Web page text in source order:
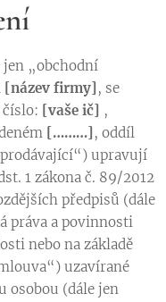
„obchodní
[název firmy] , se
[vaše ič] ,
[………] , oddíl
upravují
1 zákona č. 89/2012
předpisů (dále
práva a povinnosti
nebo na základě
uzavírané
osobou (dále jen